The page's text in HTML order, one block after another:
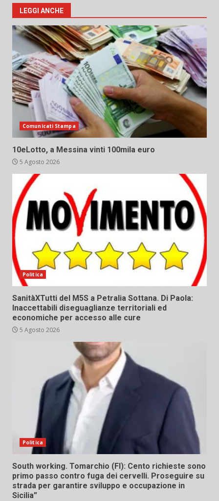
LEGGI ANCHE
Comunicati Stampa
10eLotto, a Messina vinti 100mila euro
5 Agosto 2026
Politica
SanitàXTutti del M5S a Petralia Sottana. Di Paola:
Inaccettabili diseguaglianze territoriali ed
economiche per accesso alle cure
5 Agosto 2026
Politica
South working. Tomarchio (FI): Cento richieste sono
primo passo contro fuga dei cervelli. Proseguire su
strada per garantire sviluppo e occupazione in
Sicilia”